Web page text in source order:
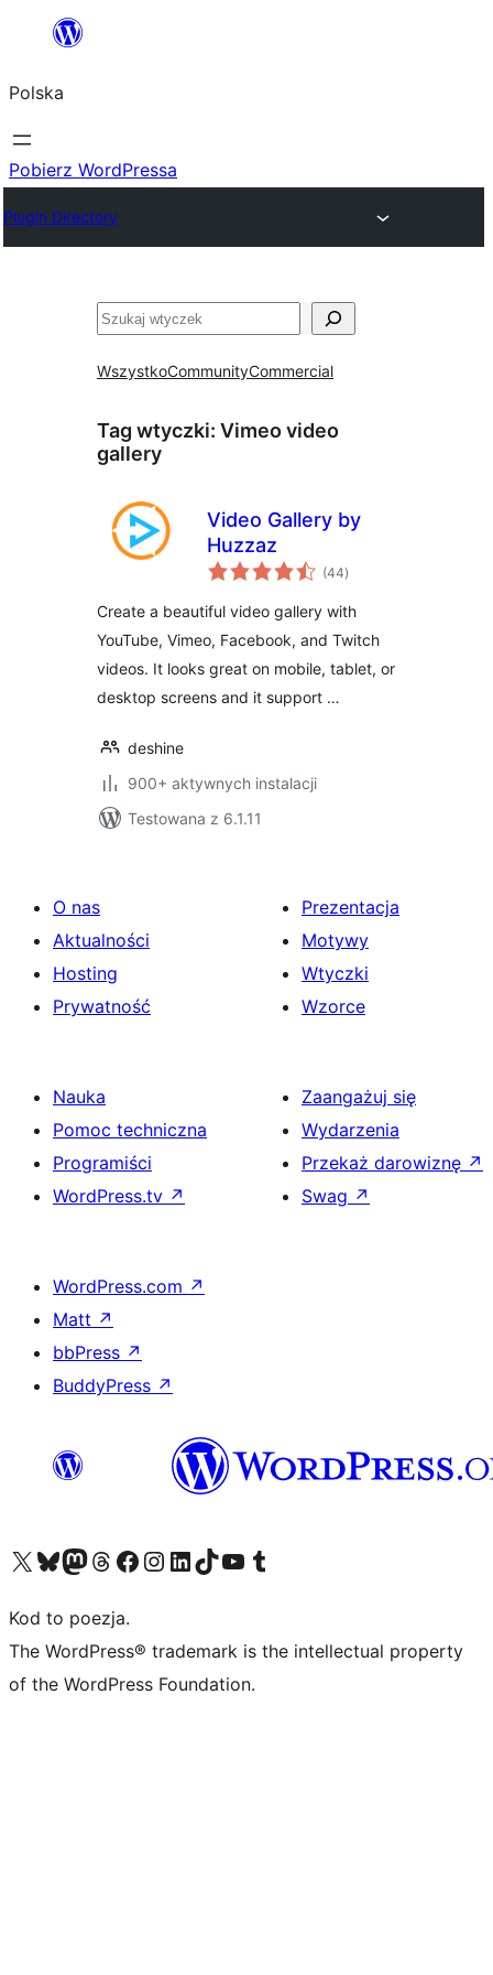
Przejdź
treści
Polska
Pobierz WordPressa
Plugin Directory
Szukaj
WszystkoCommunityCommercial
Tag wtyczki: Vimeo video
gallery
Video Gallery by
Huzzaz
(44wszystkich
ocen
)
Create a beautiful video gallery with
YouTube, Vimeo, Facebook, and Twitch
videos. It looks great on mobile, tablet, or
desktop screens and it support …
deshine
900+ aktywnych instalacji
Testowana z 6.1.11
O nas
Aktualności
Hosting
Prywatność
Prezentacja
Motywy
Wtyczki
Wzorce
Nauka
Pomoc techniczna
Programiści
WordPress.tv ↗
Zaangażuj się
Wydarzenia
Przekaż darowiznę ↗
Swag ↗
WordPress.com ↗
Matt ↗
bbPress ↗
BuddyPress ↗
Odwiedź nasze konto X (dawniej Twitter)
Odwiedź nasze konto Bluesky
Odwiedź nasze konto na Mastodoncie
Odwiedź naszego Threadsa
Odwiedź naszego Facebooka
Odwiedź nasze konto na Instagramie
Odwiedź nasze konto na LinkedIn
Odwiedź naszego TikToka
Odwiedź nasz kanał YouTube
Odwiedź naszego Tumblra
Kod to poezja.
The WordPress® trademark is the intellectual property
of the WordPress Foundation.